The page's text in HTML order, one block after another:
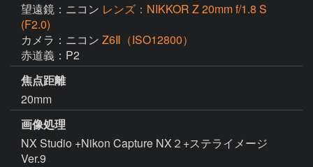
望遠鏡：ニコン レンズ：NIKKOR Z 20mm f/1.8 S
(F2.0)
カメラ：ニコン Z6Ⅱ（ISO12800）
赤道義：P2
焦点距離
20mm
画像処理
NX Studio +Nikon Capture NX２+ステライメージ
Ver.9